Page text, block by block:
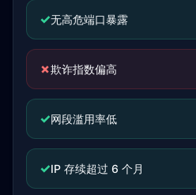
✓无高危端口暴露
✗欺诈指数偏高
✓网段滥用率低
✓IP 存续超过 6 个月